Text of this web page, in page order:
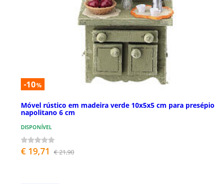
-10%
Móvel rústico em madeira verde 10x5x5 cm para presépio
napolitano 6 cm
DISPONÍVEL
€ 19,71 € 21,90